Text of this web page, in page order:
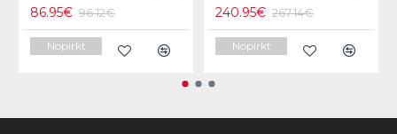
86.95€ 96.12€
Nopirkt
240.95€ 267.14€
Nopirkt